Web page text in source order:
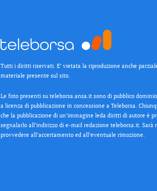
Tutti i diritti riservati. E’ vietata la riproduzione anche
materiale presente sul sito.
Le foto presenti su teleborsa.ansa.it sono di pubblico
a licenza di pubblicazione in concessione a Teleborsa.
che la pubblicazione di un’immagine leda diritti di autore è
segnalarlo all’indirizzo di e-mail redazione teleborsa.it. Sarà
provvedere all’accertamento ed all’eventuale rimozione.